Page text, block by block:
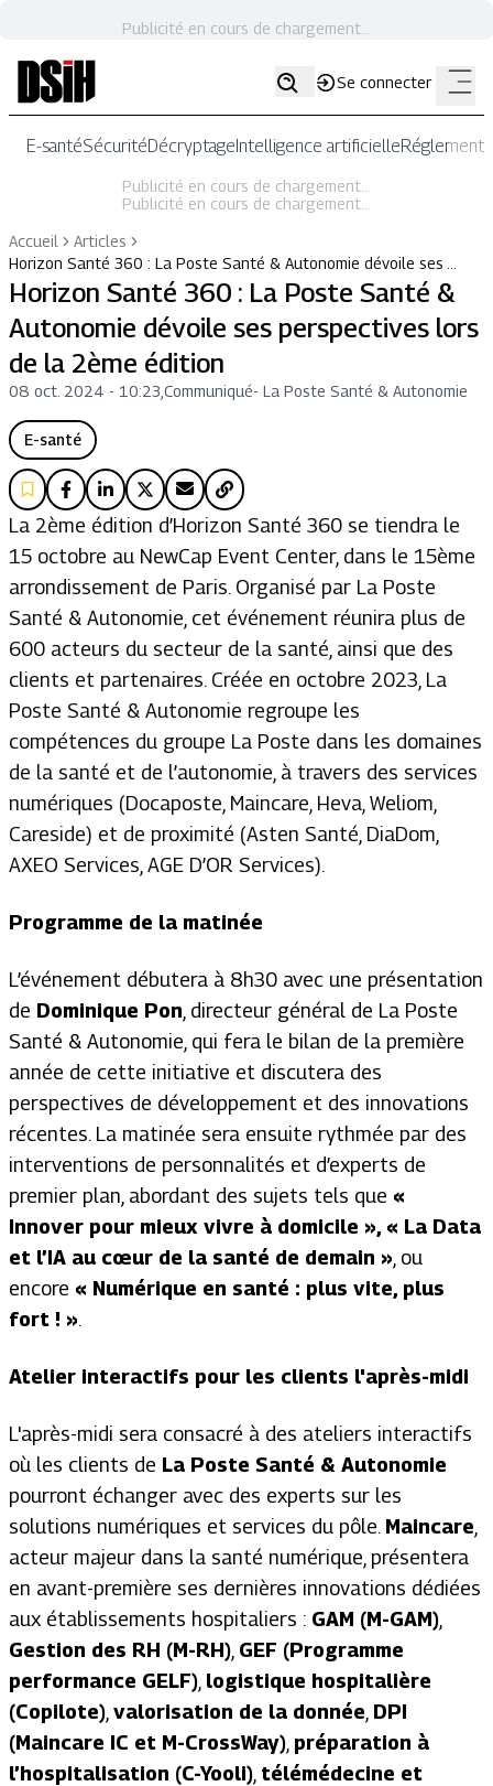
Publicité en cours de chargement...
Se connecter
E-santéSécuritéDécryptageIntelligence artificielle
Publicité en cours de chargement...
Publicité en cours de chargement...
Accueil
Articles
Horizon Santé 360 : La Poste Santé & Autonomie dévoile ses …
Horizon Santé 360 : La Poste Santé &
Autonomie dévoile ses perspectives lors
de la 2ème édition
08 oct. 2024 - 10:23 Communiqué- La Poste Santé & Autonomie
E-santé
La 2ème édition d’Horizon Santé 360 se tiendra le
15 octobre au NewCap Event Center, dans le 15ème
arrondissement de Paris. Organisé par La Poste
Santé & Autonomie, cet événement réunira plus de
600 acteurs du secteur de la santé, ainsi que des
clients et partenaires. Créée en octobre 2023, La
Poste Santé & Autonomie regroupe les
compétences du groupe La Poste dans les domaines
de la santé et de l’autonomie, à travers des services
numériques (Docaposte, Maincare, Heva, Weliom,
Careside) et de proximité (Asten Santé, DiaDom,
AXEO Services, AGE D’OR Services).
Programme de la matinée
L’événement débutera à 8h30 avec une présentation
de Dominique Pon , directeur général de La Poste
Santé & Autonomie, qui fera le bilan de la première
année de cette initiative et discutera des
perspectives de développement et des innovations
récentes. La matinée sera ensuite rythmée par des
interventions de personnalités et d’experts de
premier plan, abordant des sujets tels que «
Innover pour mieux vivre à domicile », « La Data
et l’IA au cœur de la santé de demain » , ou
encore « Numérique en santé : plus vite, plus
fort ! ».
Atelier interactifs pour les clients l'après-midi
L'après-midi sera consacré à des ateliers interactifs
où les clients de La Poste Santé & Autonomie
pourront échanger avec des experts sur les
solutions numériques et services du pôle. Maincare
acteur majeur dans la santé numérique, présentera
en avant-première ses dernières innovations dédiées
aux établissements hospitaliers : GAM (M-GAM)
Gestion des RH (M-RH) GEF (Programme
performance GELF) logistique hospitalière
(Copilote) valorisation de la donnée DPI
(Maincare IC et M-CrossWay) préparation à
l’hospitalisation (C-Yooli) télémédecine et